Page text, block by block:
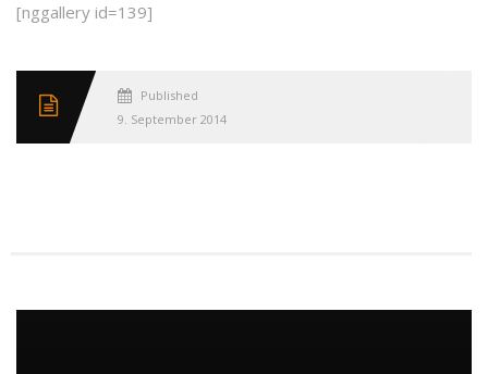
[nggallery id=139]
Published
9. September 2014